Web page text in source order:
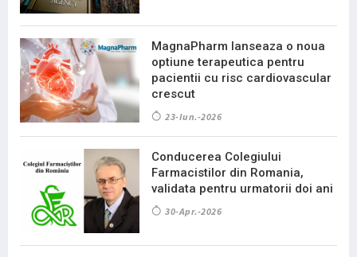
MagnaPharm lanseaza o noua
optiune terapeutica pentru
pacientii cu risc cardiovascular
crescut
23-Iun.-2026
Conducerea Colegiului
Farmacistilor din Romania,
validata pentru urmatorii doi ani
30-Apr.-2026